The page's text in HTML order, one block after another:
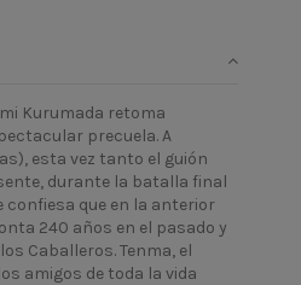
Kurumada retoma
precuela. A
esta vez tanto el guión
durante la batalla final
confiesa que en la anterior
240 años en el pasado y
Caballeros. Tenma, el
amigos de toda la vida